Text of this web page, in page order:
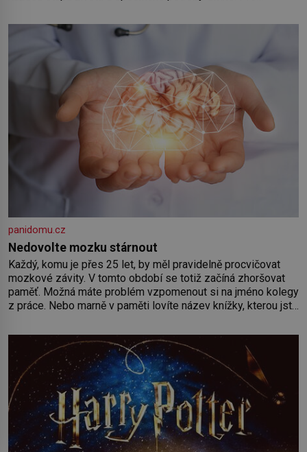
by pokoj miminka měl působit především klidně a útulně.
Předškolní věk je
panidomu.cz
Nedovolte mozku stárnout
Každý, komu je přes 25 let, by měl pravidelně procvičovat
mozkové závity. V tomto období se totiž začíná zhoršovat
paměť. Možná máte problém vzpomenout si na jméno kolegy
z práce. Nebo marně v paměti lovíte název knížky, kterou jste
paměť rozhodla stávkovat. Cvičte